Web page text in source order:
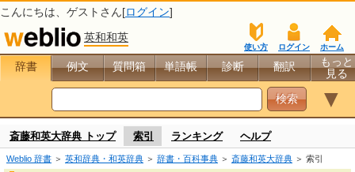
こんにちは、 ゲスト さん[ログイン]
英和和英
ホーム
ログイン
使い方
辞書 例文 質問箱 単語帳 診断 翻訳
もっと
見る
▼
斎藤和英大辞典 トップ 索引 ランキング ヘルプ
Weblio 辞書 ＞ 英和辞典・和英辞典 ＞ 辞書・百科事典 ＞ 斎藤和英大辞典 ＞ 索引